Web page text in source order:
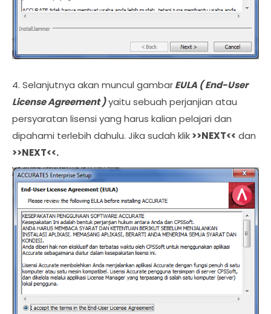
4. Selanjutnya akan muncul gambarEULA ( End-User
License Agreement )yaitu sebuah perjanjian atau
persyaratan lisensi yang harus kalian pelajari dan
dipahami terlebih dahulu. Jika sudah klik>>NEXT<< dan
>>NEXT<<.